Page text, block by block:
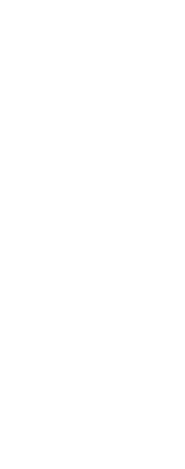
te doen op de
zodat je